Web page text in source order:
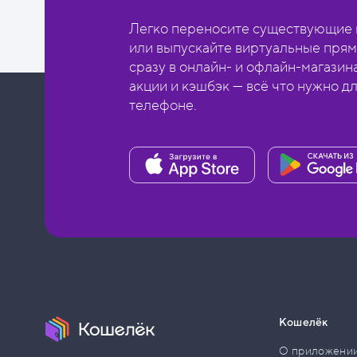
Легко переносите существующие
или выпускайте виртуальные
сразу в онлайн- и офлайн-
акции и кэшбэк — всё что нужно
телефоне.
Кошелёк
О